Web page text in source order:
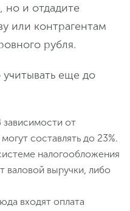
но и отдадите
или контрагентам
рубля.
еще до
от
составлять до 23%.
налогообложения
валовой выручки, либо
входят оплата